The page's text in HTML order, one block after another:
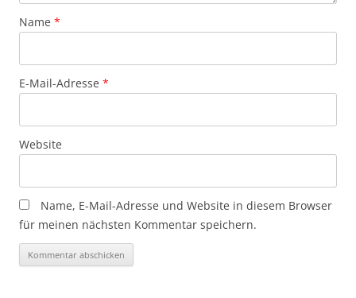
Name *
E-Mail-Adresse *
Website
Name, E-Mail-Adresse und Website in diesem Browser
für meinen nächsten Kommentar speichern.